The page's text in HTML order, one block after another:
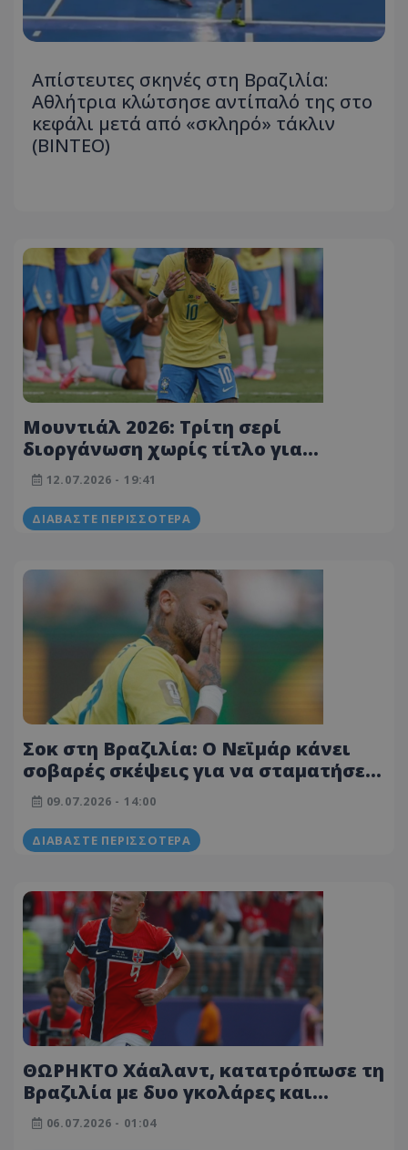
Απίστευτες σκηνές στη Βραζιλία:
Αθλήτρια κλώτσησε αντίπαλό της στο
κεφάλι μετά από «σκληρό» τάκλιν
(ΒΙΝΤΕΟ)
Μουντιάλ 2026: Τρίτη σερί
διοργάνωση χωρίς τίτλο για
Βραζιλία, Γερμανία και Ιταλία
12.07.2026 - 19:41
ΔΙΑΒΆΣΤΕ ΠΕΡΙΣΣΌΤΕΡΑ
Σοκ στη Βραζιλία: Ο Νεϊμάρ κάνει
σοβαρές σκέψεις για να σταματήσει
το ποδόσφαιρο!
09.07.2026 - 14:00
ΔΙΑΒΆΣΤΕ ΠΕΡΙΣΣΌΤΕΡΑ
ΘΩΡΗΚΤΟ Χάαλαντ, κατατρόπωσε τη
Βραζιλία με δυο γκολάρες και
έστειλε τους Βίκινγκ στους «8»!
(ΒΙΝΤΕΟ)
06.07.2026 - 01:04